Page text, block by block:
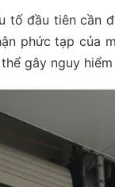
tố đầu tiên cần
phức tạp của
gây nguy